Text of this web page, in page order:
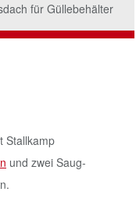
für Güllebehälter
Stallkamp
und zwei Saug-